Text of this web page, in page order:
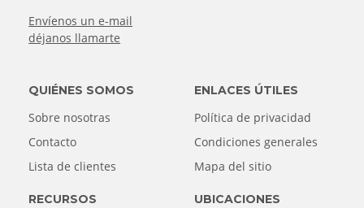
Envíenos un e-mail
déjanos llamarte
QUIÉNES SOMOS
Sobre nosotras
Contacto
Lista de clientes
ENLACES ÚTILES
Política de privacidad
Condiciones generales
Mapa del sitio
RECURSOS
UBICACIONES